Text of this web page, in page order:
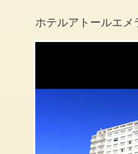
ホテルアトールエメ